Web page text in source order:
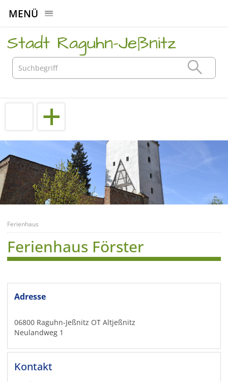
MENÜ
Stadt Raguhn-Jeßnitz
Ferienhaus
Ferienhaus Förster
Adresse
06800 Raguhn-Jeßnitz OT Altjeßnitz
Neulandweg 1
Kontakt